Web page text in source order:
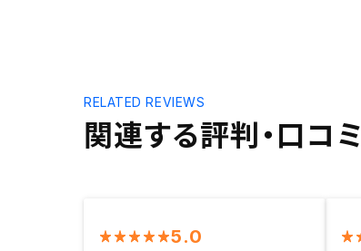
関連する評判・口コミ
RELATED REVIEWS
5.0